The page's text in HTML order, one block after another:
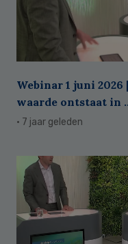
Webinar 1 juni
waarde ontstaat in
· 7 jaar geleden